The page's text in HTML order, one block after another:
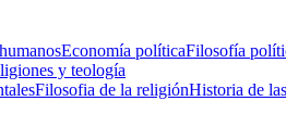
Economía políticaFilosofía
y teología
Filosofia de la religiónHistoria de